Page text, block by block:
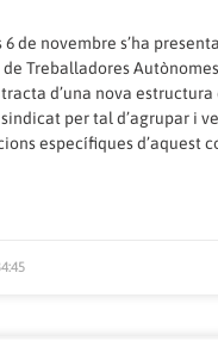
de novembre s’ha
Treballadores Autònomes
d’una nova estructura
per tal d’agrupar i
específiques d’aquest